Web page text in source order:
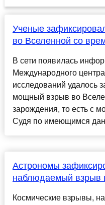
Ученые
во Вселенной со
В сети появилась
Международного
исследований удалось
мощный взрыв во
зарождения, то есть с
Судя по имеющимся
Астрономы
наблюдаемый взрыв
Космические взрывы,